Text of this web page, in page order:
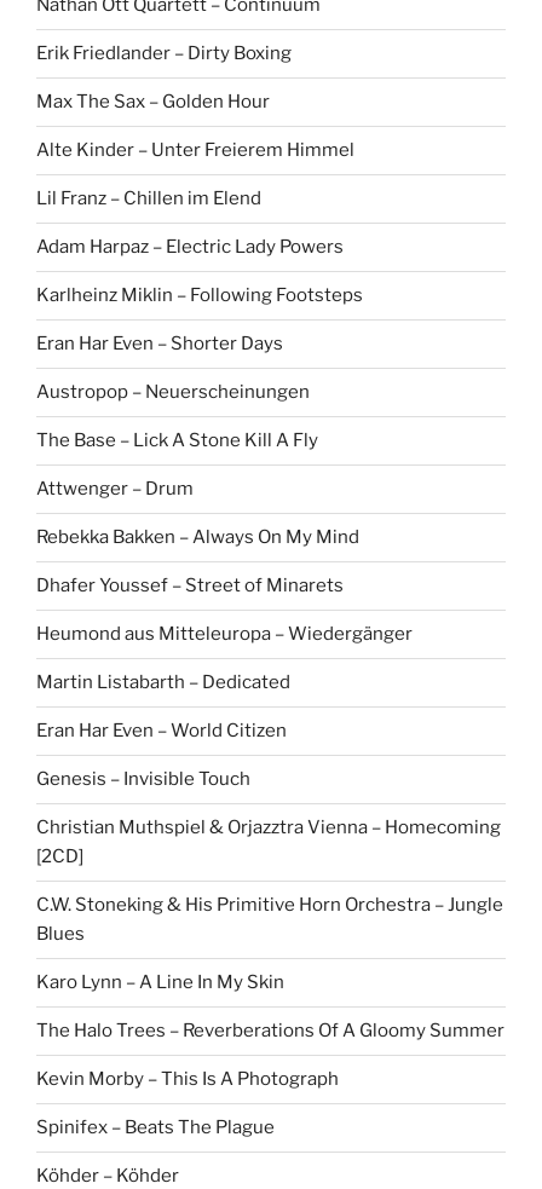
Nathan Ott Quartett – Continuum
Erik Friedlander – Dirty Boxing
Max The Sax – Golden Hour
Alte Kinder – Unter Freierem Himmel
Lil Franz – Chillen im Elend
Adam Harpaz – Electric Lady Powers
Karlheinz Miklin – Following Footsteps
Eran Har Even – Shorter Days
Austropop – Neuerscheinungen
The Base – Lick A Stone Kill A Fly
Attwenger – Drum
Rebekka Bakken – Always On My Mind
Dhafer Youssef – Street of Minarets
Heumond aus Mitteleuropa – Wiedergänger
Martin Listabarth – Dedicated
Eran Har Even – World Citizen
Genesis – Invisible Touch
Christian Muthspiel & Orjazztra Vienna – Homecoming
[2CD]
C.W. Stoneking & His Primitive Horn Orchestra – Jungle
Blues
Karo Lynn – A Line In My Skin
The Halo Trees – Reverberations Of A Gloomy Summer
Kevin Morby – This Is A Photograph
Spinifex – Beats The Plague
Köhder – Köhder